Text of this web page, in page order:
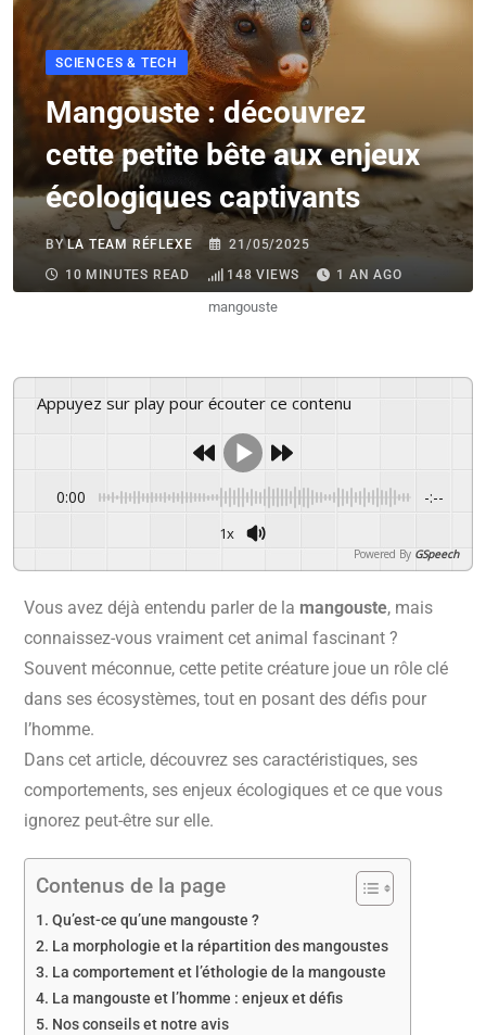
SCIENCES & TECH
Mangouste : découvrez
cette petite bête aux enjeux
écologiques captivants
BYLA TEAM RÉFLEXE
21/05/2025
10 MINUTES READ
148 VIEWS 1 AN AGO
mangouste
Appuyez sur play pour écouter ce contenu
0:00 -:--
1x
Powered By GSpeech
Vous avez déjà entendu parler de la mangouste, mais
connaissez-vous vraiment cet animal fascinant ?
Souvent méconnue, cette petite créature joue un rôle clé
dans ses écosystèmes, tout en posant des défis pour
l’homme.
Dans cet article, découvrez ses caractéristiques, ses
comportements, ses enjeux écologiques et ce que vous
ignorez peut-être sur elle.
Contenus de la page
Qu’est-ce qu’une mangouste ?
La morphologie et la répartition des mangoustes
La comportement et l’éthologie de la mangouste
La mangouste et l’homme : enjeux et défis
Nos conseils et notre avis